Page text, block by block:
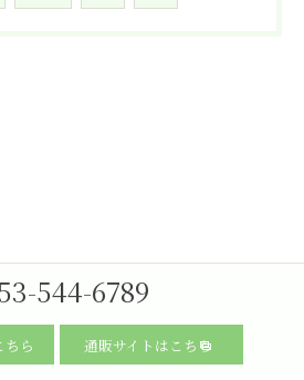
544-6789
ちら 通販サイトはこちら